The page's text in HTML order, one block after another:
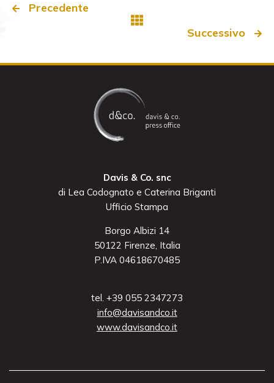
Precedente
Successivo
Davis & Co. snc
di Lea Codognato e Caterina Briganti
Ufficio Stampa
Borgo Albizi 14
50122 Firenze, Italia
P.IVA 04618670485
tel. +39 055 2347273
info@davisandco.it
www.davisandco.it